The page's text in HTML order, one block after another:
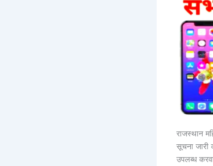
राजस्थान
सूचना
उपलब्ध